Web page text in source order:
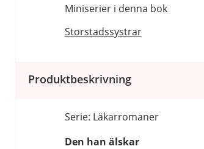
Miniserier i denna bok
Storstadssystrar
Produktbeskrivning
Serie: Läkarromaner
Den han älskar